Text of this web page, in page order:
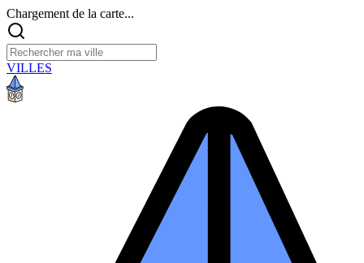
Chargement de la carte...
VILLES